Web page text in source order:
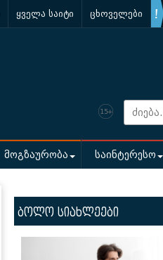
ყველა საიტი ცხოველები
მოგზაურობა საინტერესო
ბოლო სიახლეები